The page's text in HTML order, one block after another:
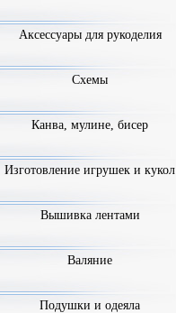
Аксессуары для рукоделия
Схемы
Канва, мулине, бисер
Изготовление игрушек и кукол
Вышивка лентами
Валяние
Подушки и одеяла